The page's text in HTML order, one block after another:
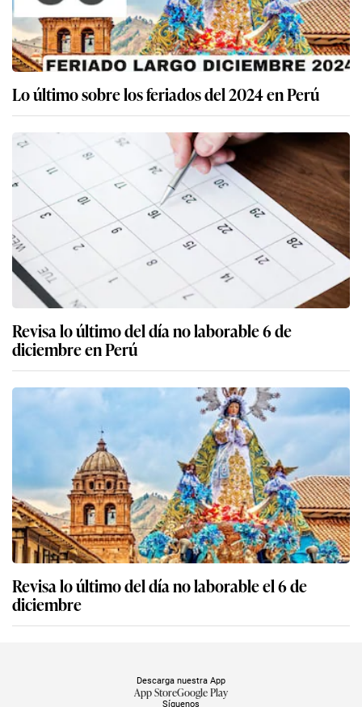
Lo último sobre los feriados del 2024 en Perú
Revisa lo último del día no laborable 6 de
diciembre en Perú
Revisa lo último del día no laborable el 6 de
diciembre
Síguenos
Descarga nuestra App
App StoreGoogle Play